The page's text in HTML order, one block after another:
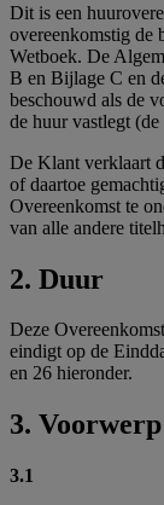
Dit is een
overeenkomstig de
Wetboek. De
B en Bijlage C en
beschouwd als de
de huur vastlegt (de
De Klant verklaart
of daartoe
Overeenkomst te
van alle andere
2. Duur
Deze
eindigt op de
en 26 hieronder.
3.
3.1